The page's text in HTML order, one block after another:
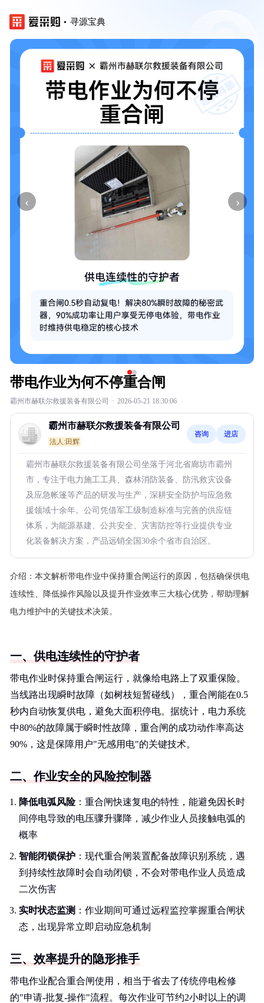
寻源宝典
‹ ›
带电作业为何不停重合闸
霸州市赫联尔救援装备有限公司 · 2026-05-21 18:30:06
霸州市赫联尔救援装备有限公司
法人:田辉
咨询 进店
霸州市赫联尔救援装备有限公司坐落于河北省廊坊市霸州
市，专注于电力施工工具、森林消防装备、防汛救灾设备
及应急帐篷等产品的研发与生产，深耕安全防护与应急救
援领域十余年。公司凭借军工级制造标准与完善的供应链
体系，为能源基建、公共安全、灾害防控等行业提供专业
化装备解决方案，产品远销全国30余个省市自治区。
介绍： 本文解析带电作业中保持重合闸运行的原因，包括确保供电
连续性、降低操作风险以及提升作业效率三大核心优势，帮助理解
电力维护中的关键技术决策。
一、供电连续性的守护者
带电作业时保持重合闸运行，就像给电路上了双重保险。
当线路出现瞬时故障（如树枝短暂碰线），重合闸能在0.5
秒内自动恢复供电，避免大面积停电。据统计，电力系统
中80%的故障属于瞬时性故障，重合闸的成功动作率高达
90%，这是保障用户"无感用电"的关键技术。
二、作业安全的风险控制器
降低电弧风险：重合闸快速复电的特性，能避免因长时
间停电导致的电压骤升骤降，减少作业人员接触电弧的
概率
智能闭锁保护 ：现代重合闸装置配备故障识别系统，遇
到持续性故障时会自动闭锁，不会对带电作业人员造成
二次伤害
实时状态监测 ：作业期间可通过远程监控掌握重合闸状
态，出现异常立即启动应急机制
三、效率提升的隐形推手
带电作业配合重合闸使用，相当于省去了传统停电检修
的"申请-批复-操作"流程。每次作业可节约2小时以上的调